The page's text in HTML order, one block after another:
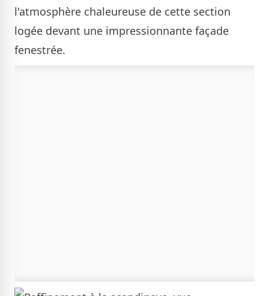
l'atmosphère chaleureuse de cette section
logée devant une impressionnante façade
fenestrée.